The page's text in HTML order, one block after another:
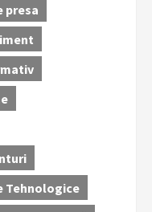
presa
Tehnologice